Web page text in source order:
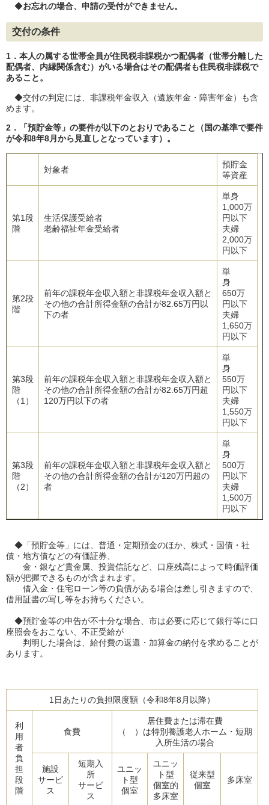
◆お忘れの場合、申請の受付ができません。
交付の条件
1．本人の属する世帯全員が住民税非課税かつ配偶者（世帯分離した
配偶者、内縁関係含む）がいる場合はその配偶者も住民税非課税で
あること。
◆交付の判定には、非課税年金収入（遺族年金・障害年金）も含
めます。
2．「預貯金等」の要件が以下のとおりであること（国の基準で要件
が令和8年8月から見直しとなっています）。
対象者
預貯金
等資産
第1段
階
生活保護受給者
老齢福祉年金受給者
単身
1,000万
円以下
夫婦
2,000万
円以下
第2段
階
前年の課税年金収入額と非課税年金収入額と
その他の合計所得金額の合計が82.65万円以
下の者
単
身
650万
円以下
夫婦
1,650万
円以下
第3段
階
（1）
前年の課税年金収入額と非課税年金収入額と
その他の合計所得金額の合計が82.65万円超
120万円以下の者
単
身
550万
円以下
夫婦
1,550万
円以下
第3段
階
（2）
前年の課税年金収入額と非課税年金収入額と
その他の合計所得金額の合計が120万円超の
者
単
身
500万
円以下
夫婦
1,500万
円以下
◆「預貯金等」には、普通・定期預金のほか、株式・国債・社
債・地方債などの有価証券、
金・銀など貴金属、投資信託など、口座残高によって時価評価
額が把握できるものが含まれます。
借入金・住宅ローン等の負債がある場合は差し引きますので、
借用証書の写し等をお持ちください。
◆預貯金等の申告が不十分な場合、市は必要に応じて銀行等に口
座照会をおこない、不正受給が
判明した場合は、給付費の返還・加算金の納付を求めることが
あります。
1日あたりの負担限度額（令和8年8月以降）
利
用
者
負
担
段
階
食費
居住費または滞在費
（ ）は特別養護老人ホーム・短期
入所生活の場合
施設
サービ
ス
短期入
所
サービ
ス
ユニッ
ト型
個室
ユニッ
ト型
個室的
多床室
従来型
個室
多床室